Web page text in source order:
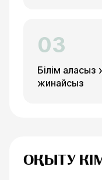
03
Білім
жинайсыз
ОҚЫТУ